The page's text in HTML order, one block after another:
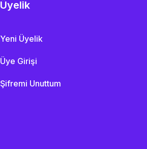
Üyelik
Yeni Üyelik
Üye Girişi
Şifremi Unuttum